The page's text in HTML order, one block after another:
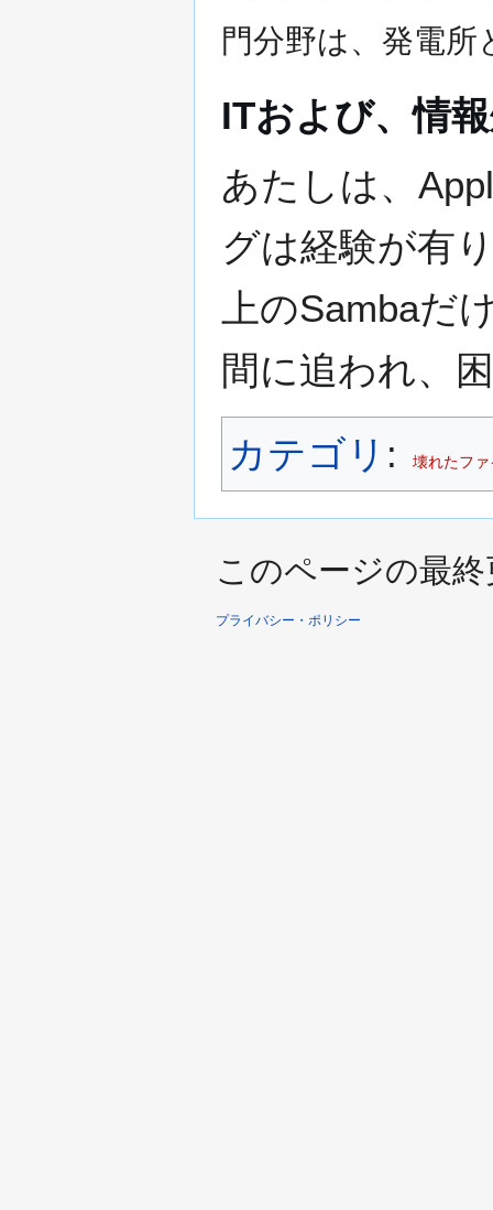
門分野は、発電
ITおよび、情
あたしは、
グは経験が有
上のSambaだ
間に追われ、
カテゴリ : 壊れたフ
このページの最
プライバシー・ポリシー